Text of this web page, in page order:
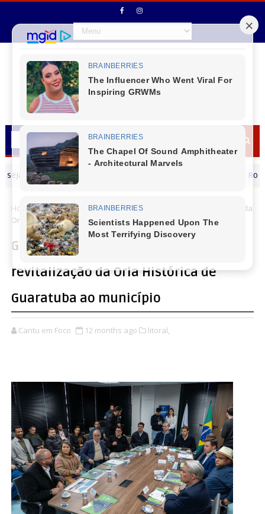
Feliz dia dos Pais Vereador Rodrigo
Home litoral
Governo apresenta projeto para revitalização da
Orla Histórica de Guaratuba ao município
Governo apresenta projeto para
revitalização da Orla Histórica de
Guaratuba ao município
Cantu em Foco 12 months ago litoral,